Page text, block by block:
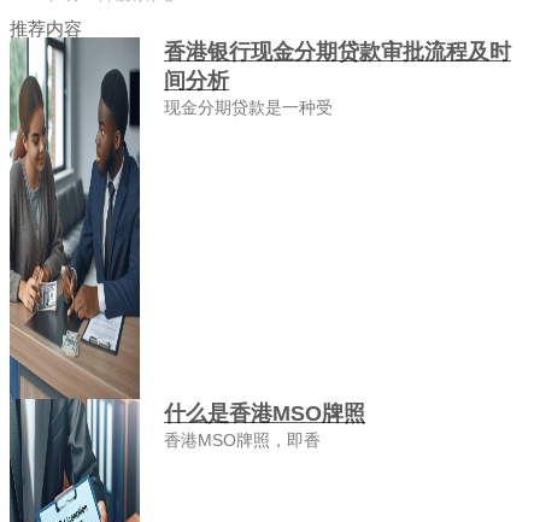
推荐内容
香港银行现金分期贷款审批流程及时
间分析
现金分期贷款是一种受
什么是香港MSO牌照
香港MSO牌照，即香